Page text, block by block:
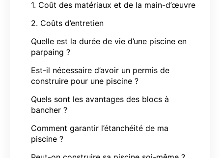
1. Coût des matériaux et de la main-d’œuvre
2. Coûts d’entretien
Quelle est la durée de vie d’une piscine en
parpaing ?
Est-il nécessaire d’avoir un permis de
construire pour une piscine ?
Quels sont les avantages des blocs à
bancher ?
Comment garantir l’étanchéité de ma
piscine ?